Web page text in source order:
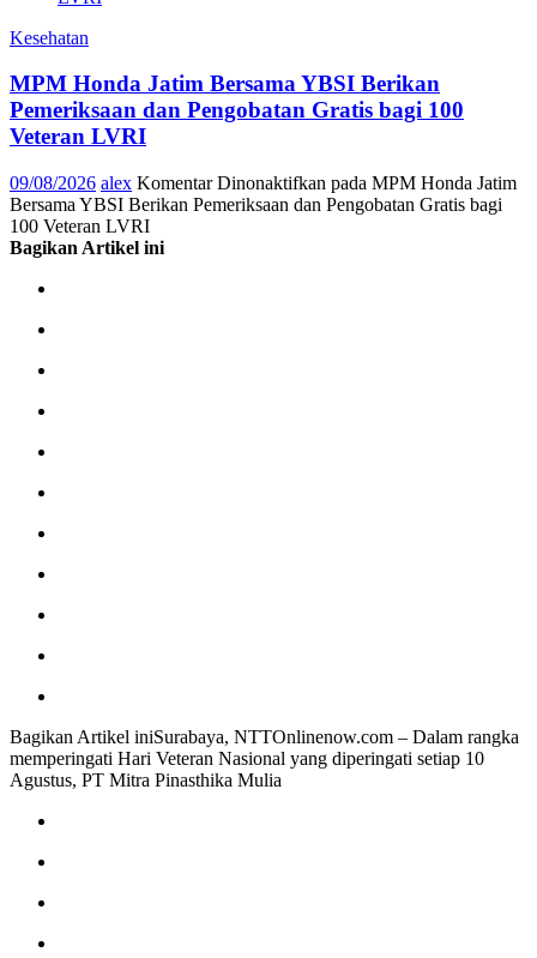
Kesehatan
MPM Honda Jatim Bersama YBSI Berikan
Pemeriksaan dan Pengobatan Gratis bagi 100
Veteran LVRI
09/08/2026 alex Komentar Dinonaktifkan pada MPM Honda Jatim
Bersama YBSI Berikan Pemeriksaan dan Pengobatan Gratis bagi
100 Veteran LVRI
Bagikan Artikel ini
Bagikan Artikel iniSurabaya, NTTOnlinenow.com – Dalam rangka
memperingati Hari Veteran Nasional yang diperingati setiap 10
Agustus, PT Mitra Pinasthika Mulia